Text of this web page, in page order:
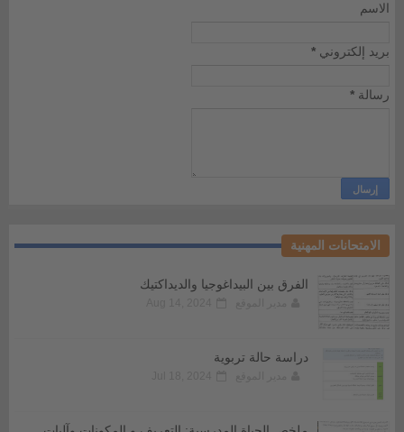
الاسم
بريد إلكتروني *
رسالة *
الامتحانات المهنية
الفرق بين البيداغوجيا والديداكتيك
دراسة حالة تربوية